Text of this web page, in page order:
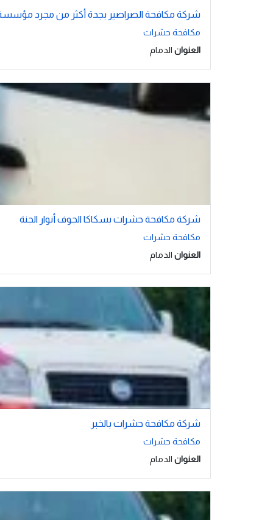
شركة مكافحة الصراصير بجدة أكثر من مجرد
مكافحة حشرات
العنوان الدمام
شركة مكافحة حشرات بسكاكا الجوف أنوار الجنة
مكافحة حشرات
العنوان الدمام
شركة مكافحة حشرات بالخبر
مكافحة حشرات
العنوان الدمام